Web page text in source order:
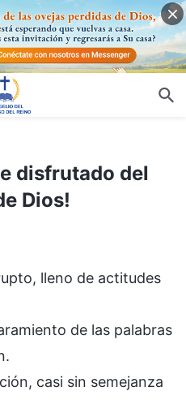
de Dios!
disfrutado del
Dios!
lleno de actitudes
de las palabras
casi sin semejanza